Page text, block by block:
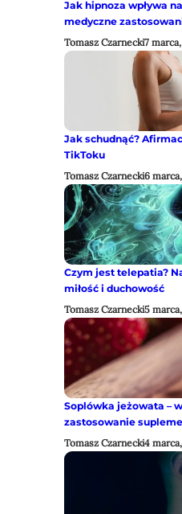
Jak hipnoza wpływa
medyczne
Tomasz Czarnecki7
Jak schudnąć?
TikToku
Tomasz Czarnecki6
Czym jest telepatia?
miłość i duchowość
Tomasz Czarnecki5
Soplówka jeżowata –
zastosowanie
Tomasz Czarnecki4